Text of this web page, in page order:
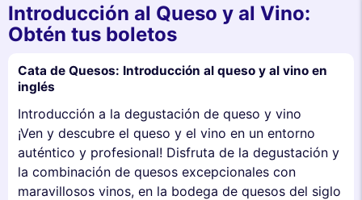
Introducción al Queso y al Vino:
Obtén tus boletos
Cata de Quesos: Introducción al queso y al vino en
inglés
Introducción a la degustación de queso y vino
¡Ven y descubre el queso y el vino en un entorno
auténtico y profesional! Disfruta de la degustación y
la combinación de quesos excepcionales con
maravillosos vinos, en la bodega de quesos del siglo